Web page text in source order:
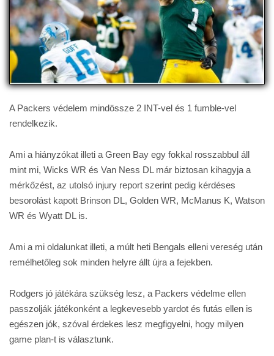
A Packers védelem mindössze 2 INT-vel és 1 fumble-vel
rendelkezik.
Ami a hiányzókat illeti a Green Bay egy fokkal rosszabbul áll
mint mi, Wicks WR és Van Ness DL már biztosan kihagyja a
mérkőzést, az utolsó injury report szerint pedig kérdéses
besorolást kapott Brinson DL, Golden WR, McManus K, Watson
WR és Wyatt DL is.
Ami a mi oldalunkat illeti, a múlt heti Bengals elleni vereség után
remélhetőleg sok minden helyre állt újra a fejekben.
Rodgers jó játékára szükség lesz, a Packers védelme ellen
passzolják játékonként a legkevesebb yardot és futás ellen is
egészen jók, szóval érdekes lesz megfigyelni, hogy milyen
game plan-t is választunk.